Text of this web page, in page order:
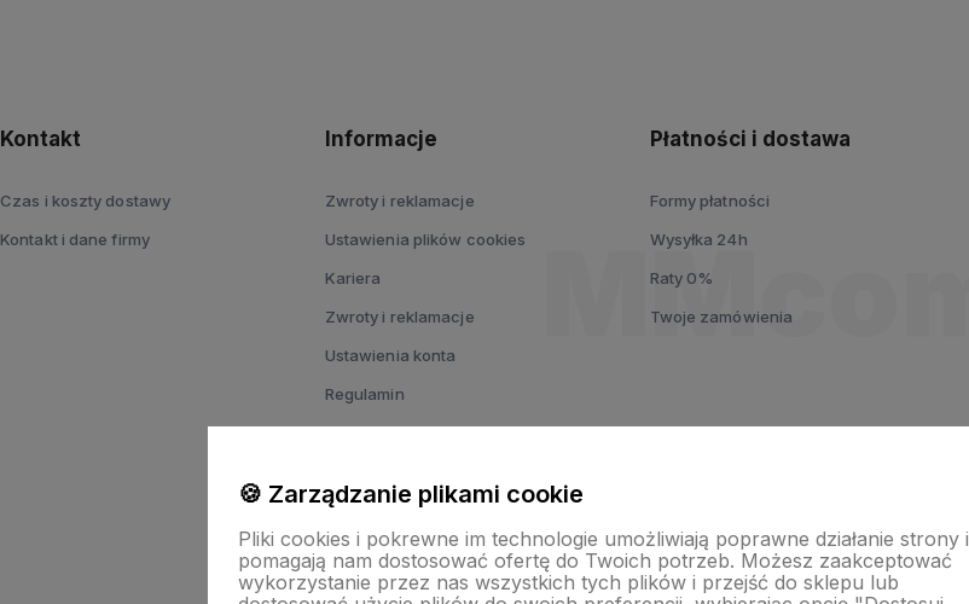
Kontakt
Czas i koszty dostawy
Kontakt i dane firmy
Informacje
Zwroty i reklamacje
Ustawienia plików cookies
Kariera
Zwroty i reklamacje
Ustawienia konta
Regulamin
Polityka prywatności
Płatności i dostawa
Formy płatności
Wysyłka 24h
Raty 0%
Twoje zamówienia
🍪 Zarządzanie plikami cookie
Pliki cookies i pokrewne im technologie umożliwiają poprawne działanie strony i
pomagają nam dostosować ofertę do Twoich potrzeb. Możesz zaakceptować
wykorzystanie przez nas wszystkich tych plików i przejść do sklepu lub